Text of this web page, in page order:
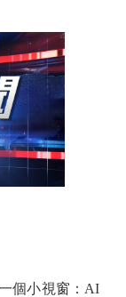
個小視窗：AI